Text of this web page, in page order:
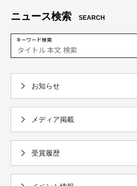
ニュース検索 SEARCH
キーワード検索
お知らせ
メディア掲載
受賞履歴